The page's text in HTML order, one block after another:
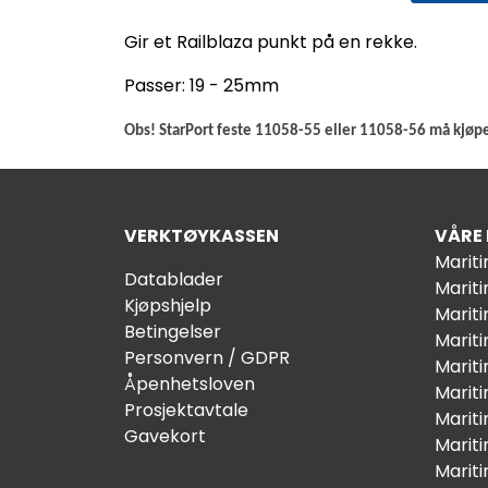
Gir et Railblaza punkt på en rekke.
Passer: 19 - 25mm
Obs! StarPort feste 11058-55 eller 11058-56 må
VERKTØYKASSEN
Datablader
Kjøpshjelp
Betingelser
Personvern / GDPR
Åpenhetsloven
Prosjektavtale
Gavekort
VÅRE